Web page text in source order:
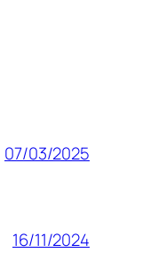
07/03/2025
16/11/2024